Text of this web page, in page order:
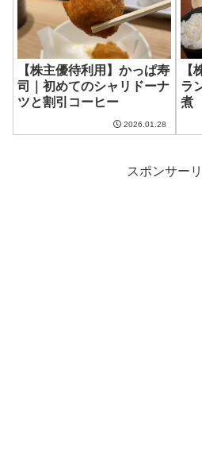
【株主優待利用】かっぱ寿
司｜初めてのシャリドーナ
ツと割引コーヒー
2026.01.28
【
ラ
煮
スポンサー